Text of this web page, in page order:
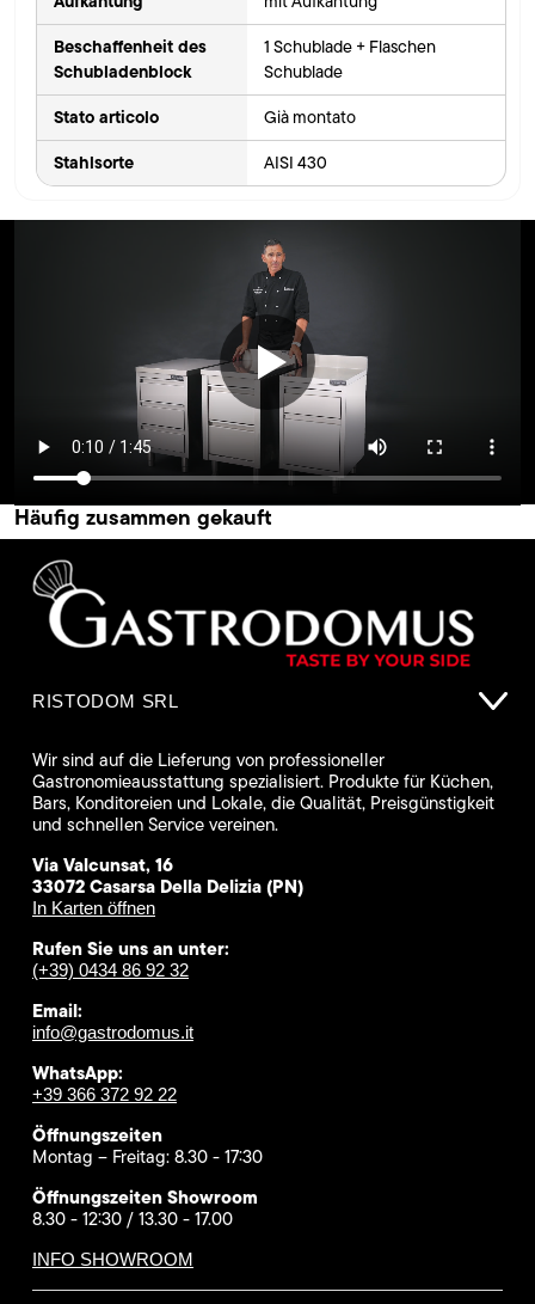
Beschaffenheit des
Schubladenblock
1 Schublade + Flaschen
Schublade
Stato articolo Già montato
Stahlsorte AISI 430
Häufig zusammen gekauft
RISTODOM SRL
Wir sind auf die Lieferung von professioneller
Gastronomieausstattung spezialisiert. Produkte für Küchen,
Bars, Konditoreien und Lokale, die Qualität, Preisgünstigkeit
und schnellen Service vereinen.
Via Valcunsat, 16
33072 Casarsa Della Delizia (PN)
In Karten öffnen
Rufen Sie uns an unter:
(+39) 0434 86 92 32
Email:
info@gastrodomus.it
WhatsApp:
+39 366 372 92 22
Öffnungszeiten
Montag – Freitag: 8.30 - 17:30
Öffnungszeiten Showroom
8.30 - 12:30 / 13.30 - 17.00
INFO SHOWROOM